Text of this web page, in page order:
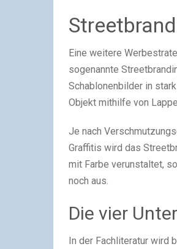
Eine weitere
sogenannte
Schablonenbilder in
Objekt mithilfe von
Je nach
Graffitis wird das
mit Farbe verunstaltet,
noch aus.
Die vier
In der Fachliteratur wird